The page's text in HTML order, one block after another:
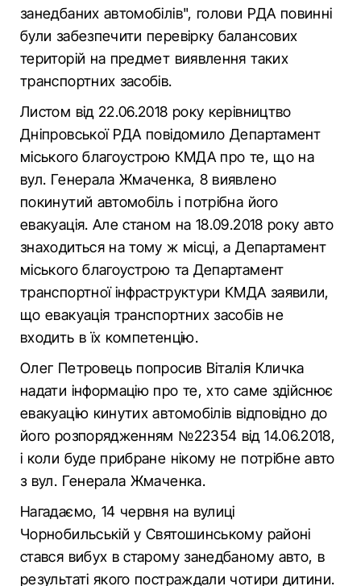
занедбаних автомобілів", голови РДА повинні
були забезпечити перевірку балансових
територій на предмет виявлення таких
транспортних засобів.
Листом від 22.06.2018 року керівництво
Дніпровської РДА повідомило Департамент
міського благоустрою КМДА про те, що на
вул. Генерала Жмаченка, 8 виявлено
покинутий автомобіль і потрібна його
евакуація. Але станом на 18.09.2018 року авто
знаходиться на тому ж місці, а Департамент
міського благоустрою та Департамент
транспортної інфраструктури КМДА заявили,
що евакуація транспортних засобів не
входить в їх компетенцію.
Олег Петровець попросив Віталія Кличка
надати інформацію про те, хто саме здійснює
евакуацію кинутих автомобілів відповідно до
його розпорядженням №22354 від 14.06.2018,
і коли буде прибране нікому не потрібне авто
з вул. Генерала Жмаченка.
Нагадаємо, 14 червня на вулиці
Чорнобильській у Святошинському районі
стався вибух в старому занедбаному авто, в
результаті якого постраждали чотири дитини.